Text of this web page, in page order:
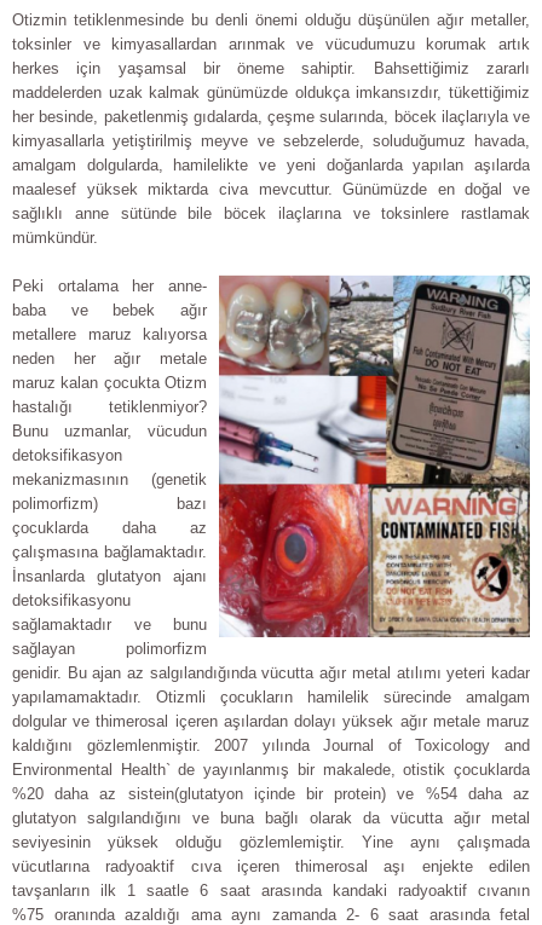
Otizmin tetiklenmesinde bu denli önemi olduğu düşünülen ağır metaller,
toksinler ve kimyasallardan arınmak ve vücudumuzu korumak artık
herkes için yaşamsal bir öneme sahiptir. Bahsettiğimiz zararlı
maddelerden uzak kalmak günümüzde oldukça imkansızdır, tükettiğimiz
her besinde, paketlenmiş gıdalarda, çeşme sularında, böcek ilaçlarıyla ve
kimyasallarla yetiştirilmiş meyve ve sebzelerde, soluduğumuz havada,
amalgam dolgularda, hamilelikte ve yeni doğanlarda yapılan aşılarda
maalesef yüksek miktarda civa mevcuttur. Günümüzde en doğal ve
sağlıklı anne sütünde bile böcek ilaçlarına ve toksinlere rastlamak
mümkündür.
Peki ortalama her anne-
baba ve bebek ağır
metallere maruz kalıyorsa
neden her ağır metale
maruz kalan çocukta Otizm
hastalığı tetiklenmiyor?
Bunu uzmanlar, vücudun
detoksifikasyon
mekanizmasının (genetik
polimorfizm) bazı
çocuklarda daha az
çalışmasına bağlamaktadır.
İnsanlarda glutatyon ajanı
detoksifikasyonu
sağlamaktadır ve bunu
sağlayan polimorfizm
genidir. Bu ajan az salgılandığında vücutta ağır metal atılımı yeteri kadar
yapılamamaktadır. Otizmli çocukların hamilelik sürecinde amalgam
dolgular ve thimerosal içeren aşılardan dolayı yüksek ağır metale maruz
kaldığını gözlemlenmiştir. 2007 yılında Journal of Toxicology and
Environmental Health` de yayınlanmış bir makalede, otistik çocuklarda
%20 daha az sistein(glutatyon içinde bir protein) ve %54 daha az
glutatyon salgılandığını ve buna bağlı olarak da vücutta ağır metal
seviyesinin yüksek olduğu gözlemlemiştir. Yine aynı çalışmada
vücutlarına radyoaktif cıva içeren thimerosal aşı enjekte edilen
tavşanların ilk 1 saatle 6 saat arasında kandaki radyoaktif cıvanın
%75 oranında azaldığı ama aynı zamanda 2- 6 saat arasında fetal